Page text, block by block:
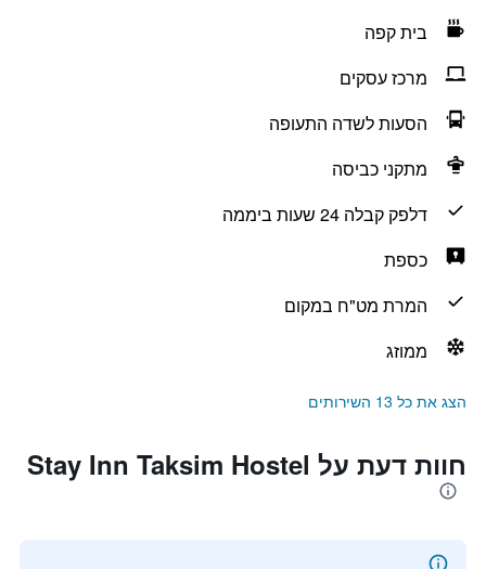
בית קפה
מרכז עסקים
הסעות לשדה התעופה
מתקני כביסה
דלפק קבלה 24 שעות ביממה
כספת
המרת מט"ח במקום
ממוזג
הצג את כל 13 השירותים
חוות דעת על Stay Inn Taksim Hostel